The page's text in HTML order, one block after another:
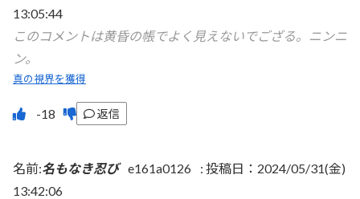
13:05:44
このコメントは黄昏の帳でよく見えないでござる。ニンニ
ン。
真の視界を獲得
返信
名前:名もなき忍び e161a0126 : 投稿日：2024/05/31(金)
13:42:06